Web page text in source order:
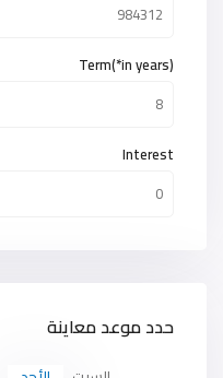
Term(*in years)
Interest
حدد موعد معاينة